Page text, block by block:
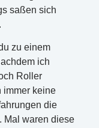
saßen sich
zu einem
ich
Roller
immer keine
die
Mal waren diese